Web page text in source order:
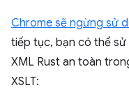
Chrome sẽ ngừng sử
tiếp tục, bạn có thể
XML Rust an toàn
XSLT: